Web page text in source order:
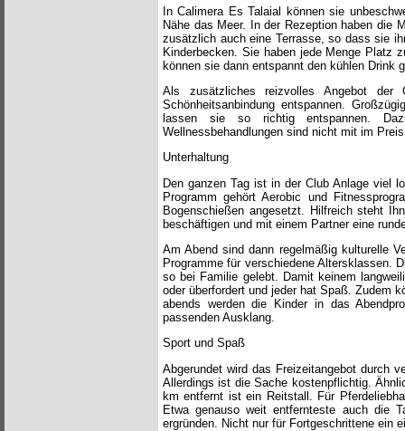
In Calimera Es Talaial können sie
Nähe das Meer. In der Rezeption haben die
zusätzlich auch eine Terrasse, so dass sie
Kinderbecken. Sie haben jede Menge Platz
können sie dann entspannt den kühlen Drink
Als zusätzliches reizvolles Angebot
Schönheitsanbindung entspannen.
lassen sie so richtig entspannen.
Wellnessbehandlungen sind nicht mit im
Unterhaltung
Den ganzen Tag ist in der Club Anlage viel
Programm gehört Aerobic und
Bogenschießen angesetzt. Hilfreich steht
beschäftigen und mit einem Partner eine
Am Abend sind dann regelmäßig kulturelle
Programme für verschiedene Altersklassen.
so bei Familie gelebt. Damit keinem
oder überfordert und jeder hat Spaß. Zudem
abends werden die Kinder in das
passenden Ausklang.
Sport und Spaß
Abgerundet wird das Freizeitangebot durch
Allerdings ist die Sache kostenpflichtig.
km entfernt ist ein Reitstall. Für
Etwa genauso weit entfernteste auch die
ergründen. Nicht nur für Fortgeschrittene ein